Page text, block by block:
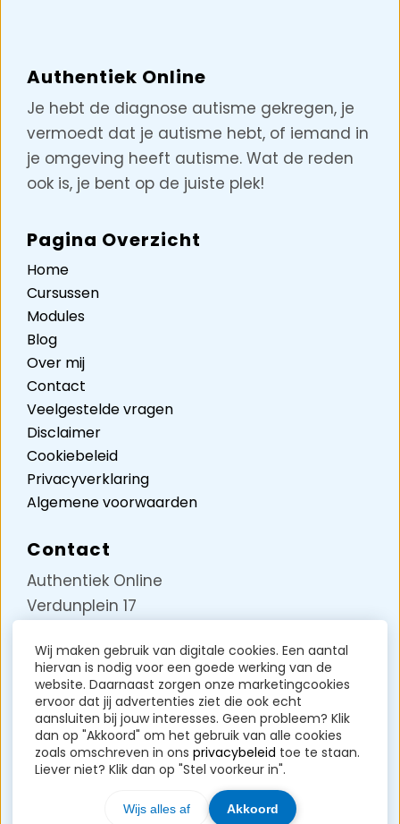
Authentiek Online
Je hebt de diagnose autisme gekregen, je
vermoedt dat je autisme hebt, of iemand in
je omgeving heeft autisme. Wat de reden
ook is, je bent op de juiste plek!
Pagina Overzicht
Home
Cursussen
Modules
Blog
Over mij
Contact
Veelgestelde vragen
Disclaimer
Cookiebeleid
Privacyverklaring
Algemene voorwaarden
Contact
Authentiek Online
Verdunplein 17
5627 SZ Eindhoven
KVK-nummer: 85258717
BTW-nummer: NL004071191B37
Contact?Klik hier
Wij maken gebruik van digitale cookies. Een aantal
hiervan is nodig voor een goede werking van de
website. Daarnaast zorgen onze marketingcookies
ervoor dat jij advertenties ziet die ook echt
aansluiten bij jouw interesses. Geen probleem? Klik
dan op "Akkoord" om het gebruik van alle cookies
zoals omschreven in ons privacybeleid toe te staan.
Liever niet? Klik dan op "Stel voorkeur in".
Wijs alles af Akkoord